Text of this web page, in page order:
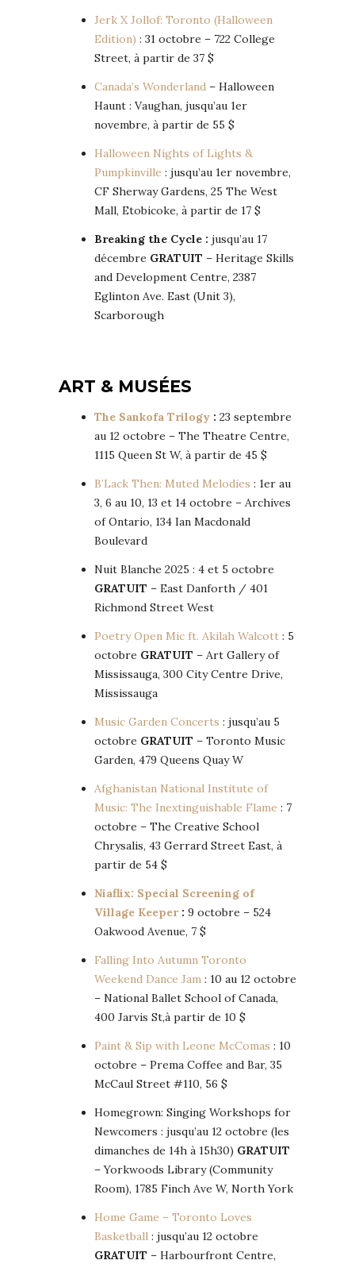
Jerk X Jollof: Toronto (Halloween
Edition) : 31 octobre – 722 College
Street, à partir de 37 $
Canada’s Wonderland – Halloween
Haunt : Vaughan, jusqu’au 1er
novembre, à partir de 55 $
Halloween Nights of Lights &
Pumpkinville : jusqu’au 1er novembre,
CF Sherway Gardens, 25 The West
Mall, Etobicoke, à partir de 17 $
Breaking the Cycle : jusqu’au 17
décembre GRATUIT – Heritage Skills
and Development Centre, 2387
Eglinton Ave. East (Unit 3),
Scarborough
ART & MUSÉES
The Sankofa Trilogy : 23 septembre
au 12 octobre – The Theatre Centre,
1115 Queen St W, à partir de 45 $
B’Lack Then: Muted Melodies : 1er au
3, 6 au 10, 13 et 14 octobre – Archives
of Ontario, 134 Ian Macdonald
Boulevard
Nuit Blanche 2025 : 4 et 5 octobre
GRATUIT – East Danforth / 401
Richmond Street West
Poetry Open Mic ft. Akilah Walcott : 5
octobre GRATUIT – Art Gallery of
Mississauga, 300 City Centre Drive,
Mississauga
Music Garden Concerts : jusqu’au 5
octobre GRATUIT – Toronto Music
Garden, 479 Queens Quay W
Afghanistan National Institute of
Music: The Inextinguishable Flame : 7
octobre – The Creative School
Chrysalis, 43 Gerrard Street East, à
partir de 54 $
Niaflix: Special Screening of
Village Keeper: 9 octobre – 524
Oakwood Avenue, 7 $
Falling Into Autumn Toronto
Weekend Dance Jam : 10 au 12 octobre
– National Ballet School of Canada,
400 Jarvis St,à partir de 10 $
Paint & Sip with Leone McComas : 10
octobre – Prema Coffee and Bar, 35
McCaul Street #110, 56 $
Homegrown: Singing Workshops for
Newcomers : jusqu’au 12 octobre (les
dimanches de 14h à 15h30) GRATUIT
– Yorkwoods Library (Community
Room), 1785 Finch Ave W, North York
Home Game – Toronto Loves
Basketball : jusqu’au 12 octobre
GRATUIT – Harbourfront Centre,